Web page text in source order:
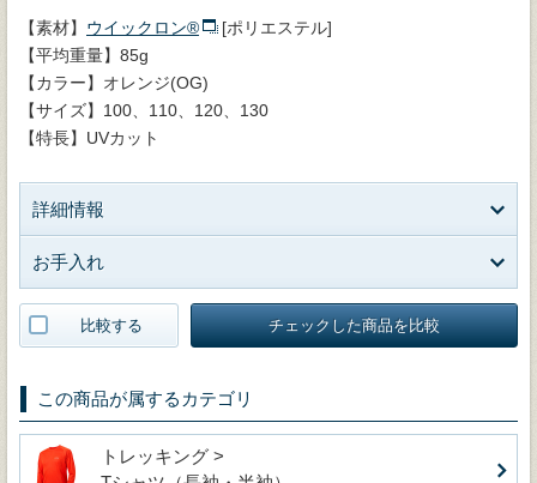
【素材】 ウイックロン®
[ポリエステル]
【平均重量】85g
【カラー】オレンジ(OG)
【サイズ】100、110、120、130
【特長】UVカット
詳細情報
お手入れ
比較する チェックした商品を比較
この商品が属するカテゴリ
トレッキング >